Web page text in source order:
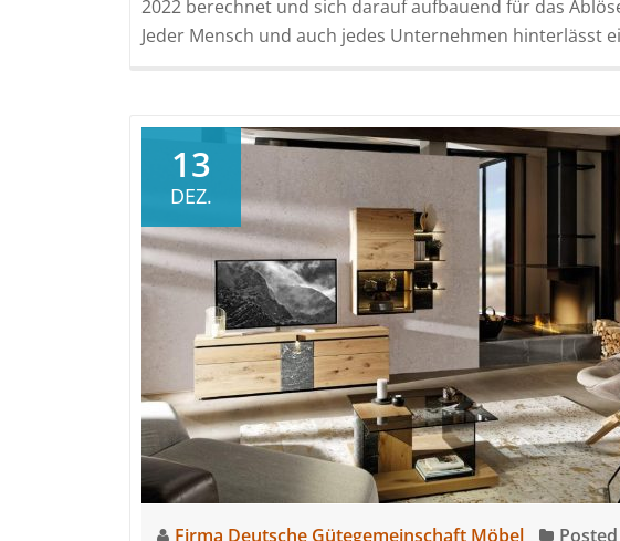
2022 berechnet und sich darauf aufbauend für das
Jeder Mensch und auch jedes Unternehmen hinterlässt
13
DEZ.
Firma Deutsche Gütegemeinschaft Möbel